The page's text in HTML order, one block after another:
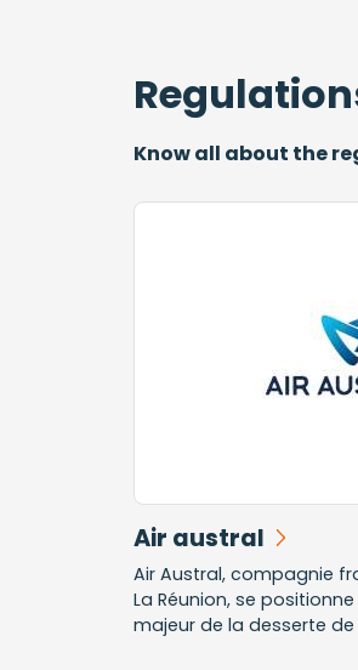
Know all about the
Air austral
Air Austral, compagnie
La Réunion, se
majeur de la desserte de